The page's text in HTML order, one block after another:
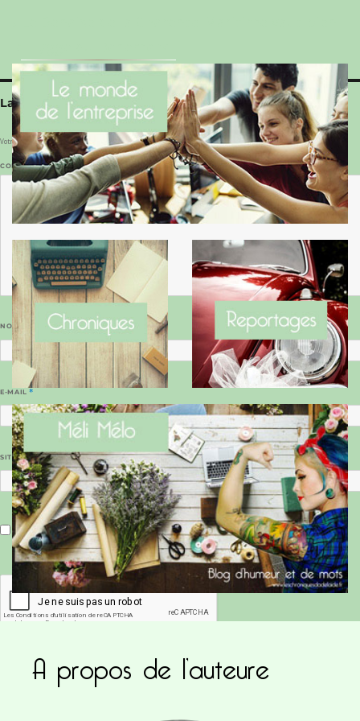
Laisser un commentaire
Votre adresse e-mail ne sera pas publiée.Les champs obligatoires sont indiqués avec
COMMENTAIRE*
NOM
E-MAIL*
SITE WEB
Enregistrer mon nom, mon e-mail et mon site dans le navigateur pour mon prochain commentaire.
Ce site utilise Akismet pour réduire les
A propos de l’auteure